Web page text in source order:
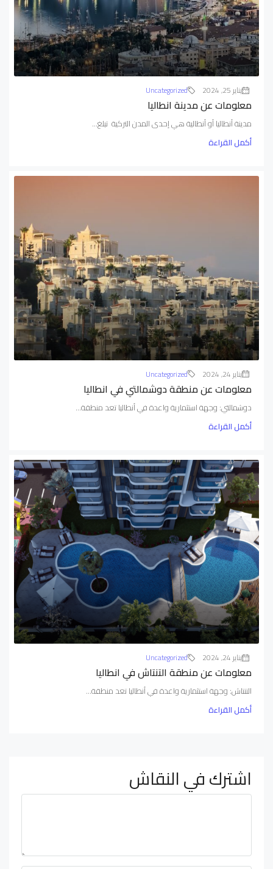
يناير 25, 2024 Uncategorized
معلومات عن مدينة انطاليا
مدينة أنطاليا أو أنطالية هي إحدى المدن التركية تبلغ...
أكمل القراءة
يناير 24, 2024 Uncategorized
معلومات عن منطقة دوشمالتي في انطاليا
دوشمالتي: وجهة استثمارية واعدة في أنطاليا تعد منطقة...
أكمل القراءة
يناير 24, 2024 Uncategorized
معلومات عن منطقة التنتاش في انطاليا
التنتاش: وجهة استثمارية واعدة في أنطاليا تعد منطقة...
أكمل القراءة
اشترك في النقاش